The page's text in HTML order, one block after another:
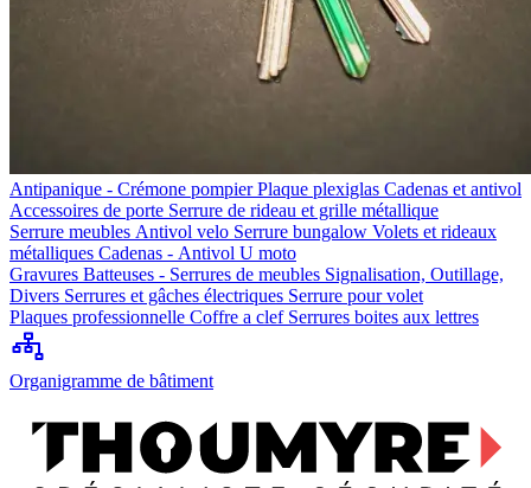
Antipanique - Crémone pompierPlaque plexiglas Cadenas et antivol
Accessoires de porte Serrure de rideau et grille métallique
Serrure meubles Antivol velo Serrure bungalow Volets et rideaux
métalliques Cadenas - Antivol U moto
Gravures Batteuses - Serrures de meubles Signalisation, Outillage,
Divers Serrures et gâches électriques Serrure pour volet
Plaques professionnelle Coffre a clef Serrures boites aux lettres
Organigramme de bâtiment